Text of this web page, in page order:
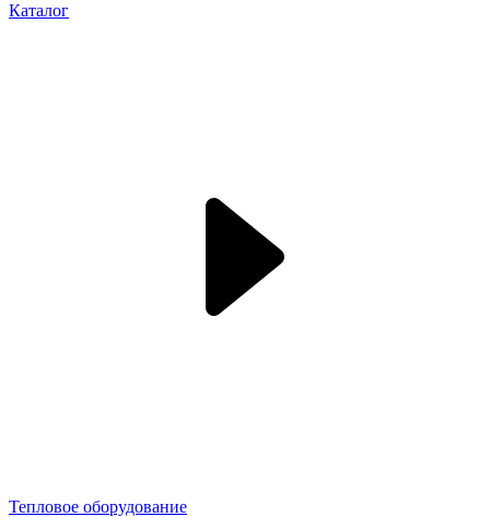
Каталог
Тепловое оборудование